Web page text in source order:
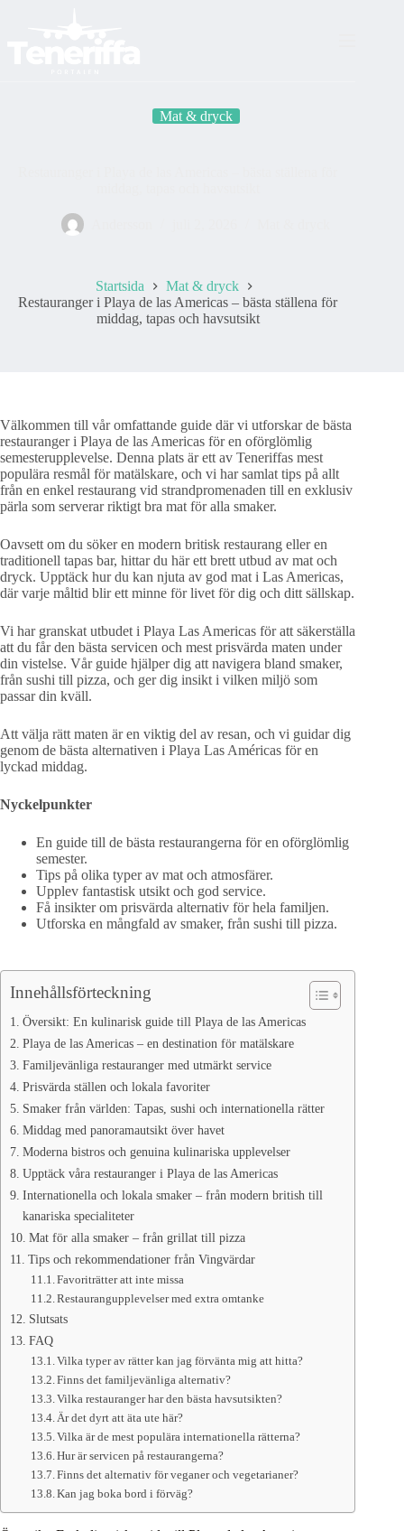
Mat & dryck
Startsida
Mat & dryck
Restauranger i Playa de las Americas – bästa ställena för
middag, tapas och havsutsikt
Välkommen till vår omfattande guide där vi utforskar de bästa
restauranger i Playa de las Americas för en oförglömlig
semesterupplevelse. Denna plats är ett av Teneriffas mest
populära resmål för matälskare, och vi har samlat tips på allt
från en enkel restaurang vid strandpromenaden till en exklusiv
pärla som serverar riktigt bra mat för alla smaker.
Oavsett om du söker en modern britisk restaurang eller en
traditionell tapas bar, hittar du här ett brett utbud av mat och
dryck. Upptäck hur du kan njuta av god mat i Las Americas,
där varje måltid blir ett minne för livet för dig och ditt sällskap.
Vi har granskat utbudet i Playa Las Americas för att säkerställa
att du får den bästa servicen och mest prisvärda maten under
din vistelse. Vår guide hjälper dig att navigera bland smaker,
från sushi till pizza, och ger dig insikt i vilken miljö som
passar din kväll.
Att välja rätt maten är en viktig del av resan, och vi guidar dig
genom de bästa alternativen i Playa Las Américas för en
lyckad middag.
Nyckelpunkter
En guide till de bästa restaurangerna för en oförglömlig
semester.
Tips på olika typer av mat och atmosfärer.
Upplev fantastisk utsikt och god service.
Få insikter om prisvärda alternativ för hela familjen.
Utforska en mångfald av smaker, från sushi till pizza.
Innehållsförteckning
Översikt: En kulinarisk guide till Playa de las Americas
Playa de las Americas – en destination för matälskare
Familjevänliga restauranger med utmärkt service
Prisvärda ställen och lokala favoriter
Smaker från världen: Tapas, sushi och internationella rätter
Middag med panoramautsikt över havet
Moderna bistros och genuina kulinariska upplevelser
Upptäck våra restauranger i Playa de las Americas
Internationella och lokala smaker – från modern british till
kanariska specialiteter
Mat för alla smaker – från grillat till pizza
Tips och rekommendationer från Vingvärdar
Favoriträtter att inte missa
Restaurangupplevelser med extra omtanke
Slutsats
FAQ
Vilka typer av rätter kan jag förvänta mig att hitta?
Finns det familjevänliga alternativ?
Vilka restauranger har den bästa havsutsikten?
Är det dyrt att äta ute här?
Vilka är de mest populära internationella rätterna?
Hur är servicen på restaurangerna?
Finns det alternativ för veganer och vegetarianer?
Kan jag boka bord i förväg?